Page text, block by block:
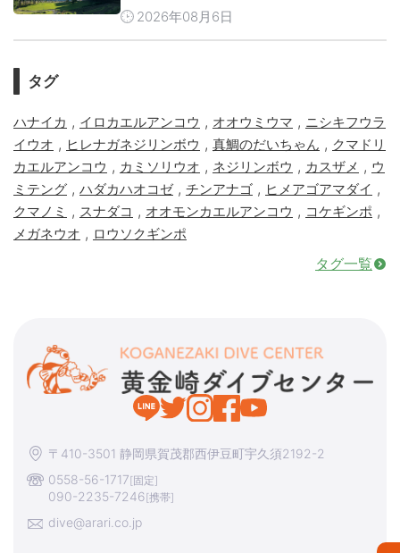
2026年08月6日
タグ
ハナイカ , イロカエルアンコウ , オオウミウマ , ニシキフウラ
イウオ , ヒレナガネジリンボウ , 真鯛のだいちゃん , クマドリ
カエルアンコウ , カミソリウオ , ネジリンボウ , カスザメ , ウ
ミテング , ハダカハオコゼ, チンアナゴ , ヒメアゴアマダイ ,
クマノミ , スナダコ , オオモンカエルアンコウ , コケギンポ ,
メガネウオ , ロウソクギンポ
タグ一覧
〒410-3501 静岡県賀茂郡西伊豆町宇久須2192-2
0558-56-1717[固定]
090-2235-7246[携帯]
dive@arari.co.jp